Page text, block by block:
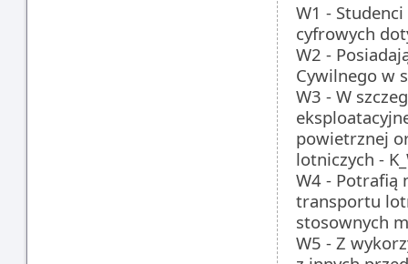
W1 -
cyfrowych
W2 -
Cywilnego w
W3 - W
powietrznej
lotniczych -
W4 - Potrafią
transportu
stosownych
W5 - Z